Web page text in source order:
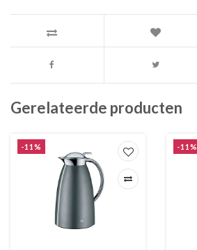
Gerelateerde producten
-11% -11%